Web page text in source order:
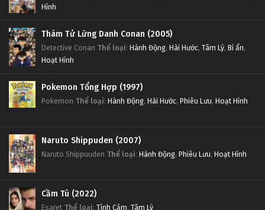
Hình
Thám Tử Lừng Danh Conan (2005)
Detective Conan Thể loại: Hành Động, Hài Hước, Tâm Lý, Bí ẩn,
Hoạt Hình
Pokemon Tổng Hợp (1997)
Pokemon Thể loại: Hành Động, Hài Hước, Phiêu Lưu, Hoạt Hình
Naruto Shippuden (2007)
Naruto Shippuuden Thể loại: Hành Động, Phiêu Lưu, Hoạt Hình
Cầm Tù (2022)
Esaret Thể loại: Tình Cảm, Tâm Lý